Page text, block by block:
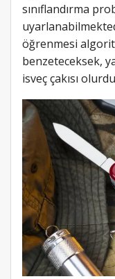
sınıflandırma
öğrenmesi
benzeteceksek,
isveç çakısı